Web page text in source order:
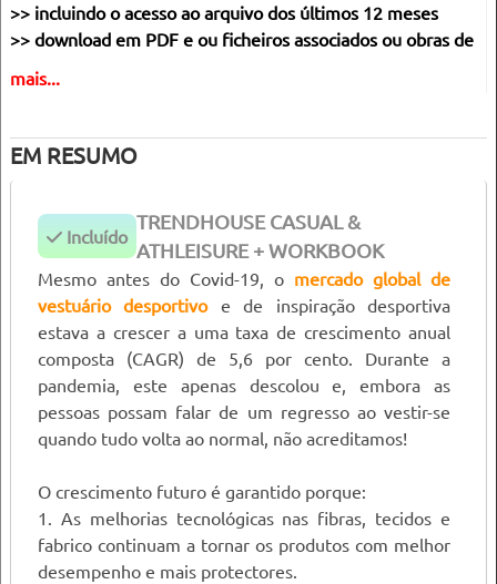
>> incluindo o acesso ao arquivo dos últimos 12 meses
>> download em PDF e ou ficheiros associados ou obras de
arte ou imagens
>> Influências, olhares, direcções de cor, combinações de cor
>> Incluindo 2 versões impressas da edição Casual &
mais...
EM RESUMO
Incluído
TRENDHOUSE CASUAL &
ATHLEISURE + WORKBOOK
Mesmo antes do Covid-19, o mercado global de
vestuário desportivoe de inspiração desportiva
estava a crescer a uma taxa de crescimento anual
composta (CAGR) de 5,6 por cento. Durante a
pandemia, este apenas descolou e, embora as
pessoas possam falar de um regresso ao vestir-se
quando tudo volta ao normal, não acreditamos!
O crescimento futuro é garantido porque:
1. As melhorias tecnológicas nas fibras, tecidos e
fabrico continuam a tornar os produtos com melhor
desempenho e mais protectores.